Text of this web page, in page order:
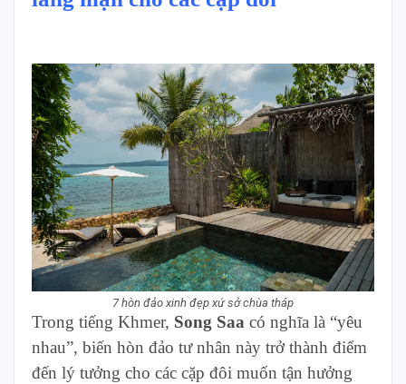
7 hòn đảo xinh đẹp xứ sở chùa tháp
Trong tiếng Khmer, Song Saa có nghĩa là “yêu
nhau”, biến hòn đảo tư nhân này trở thành điểm
đến lý tưởng cho các cặp đôi muốn tận hưởng